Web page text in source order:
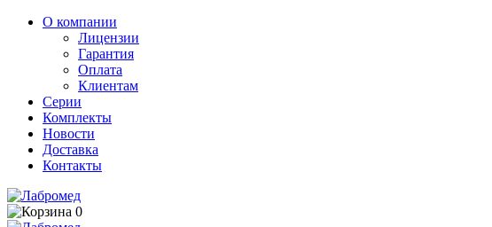
О компании
Лицензии
Гарантия
Оплата
Клиентам
Серии
Комплекты
Новости
Доставка
Контакты
0